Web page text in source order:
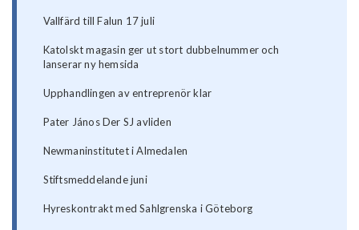
Vallfärd till Falun 17 juli
Katolskt magasin ger ut stort dubbelnummer och
lanserar ny hemsida
Upphandlingen av entreprenör klar
Pater János Der SJ avliden
Newmaninstitutet i Almedalen
Stiftsmeddelande juni
Hyreskontrakt med Sahlgrenska i Göteborg